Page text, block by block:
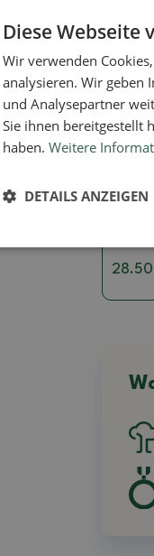
Diese Webseite
Wir verwenden
analysieren. Wir geben
und Analysepartner
Sie ihnen bereitgestellt
haben. Weitere
DETAILS ANZEIGEN